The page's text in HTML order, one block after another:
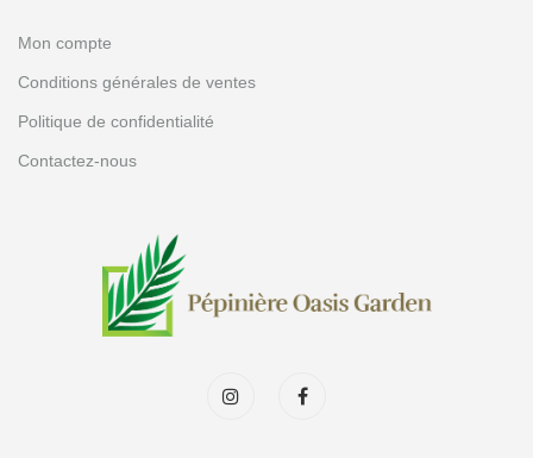
Mon compte
Conditions générales de ventes
Politique de confidentialité
Contactez-nous